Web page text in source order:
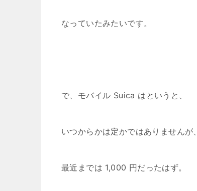
なっていたみたいです。
で、モバイル Suica はというと、
いつからかは定かではありませんが、
最近までは 1,000 円だったはず。